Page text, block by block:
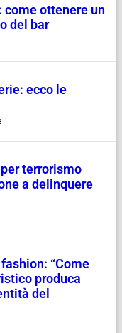
come ottenere un
del bar
ecco le
terrorismo
a delinquere
“Come
produca
del